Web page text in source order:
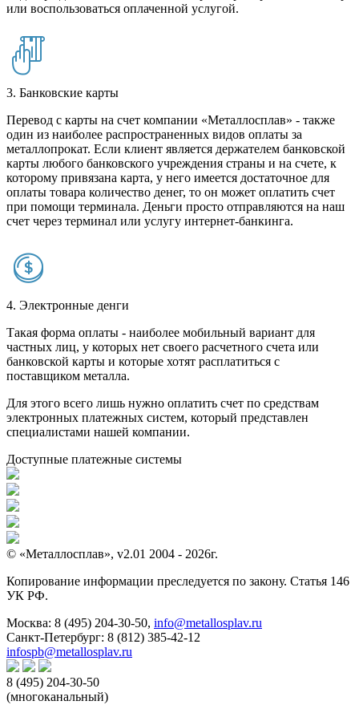
или воспользоваться оплаченной услугой.
3. Банковские карты
Перевод с карты на счет компании «Металлосплав» - также
один из наиболее распространенных видов оплаты за
металлопрокат. Если клиент является держателем банковской
карты любого банковского учреждения страны и на счете, к
которому привязана карта, у него имеется достаточное для
оплаты товара количество денег, то он может оплатить счет
при помощи терминала. Деньги просто отправляются на наш
счет через терминал или услугу интернет-банкинга.
4. Электронные денги
Такая форма оплаты - наиболее мобильный вариант для
частных лиц, у которых нет своего расчетного счета или
банковской карты и которые хотят расплатиться с
поставщиком металла.
Для этого всего лишь нужно оплатить счет по средствам
электронных платежных систем, который представлен
специалистами нашей компании.
Доступные платежные системы
© «Металлосплав», v2.01 2004 - 2026г.
Копирование информации преследуется по закону. Статья 146
УК РФ.
Москва: 8 (495) 204-30-50, info@metallosplav.ru
Санкт-Петербург: 8 (812) 385-42-12
infospb@metallosplav.ru
8 (495) 204-30-50
(многоканальный)